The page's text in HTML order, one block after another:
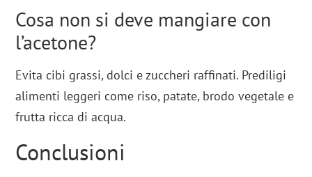
Cosa non si deve mangiare con
l’acetone?
Evita cibi grassi, dolci e zuccheri raffinati. Prediligi
alimenti leggeri come riso, patate, brodo vegetale e
frutta ricca di acqua.
Conclusioni